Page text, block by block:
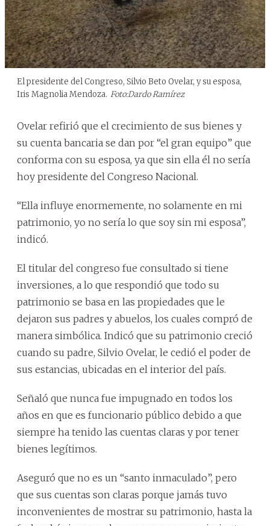
El presidente del Congreso, Silvio Beto Ovelar, y su esposa,
Iris Magnolia Mendoza. Foto:Dardo Ramírez
Ovelar refirió que el crecimiento de sus bienes y
su cuenta bancaria se dan por “el gran equipo” que
conforma con su esposa, ya que sin ella él no sería
hoy presidente del Congreso Nacional.
“Ella influye enormemente, no solamente en mi
patrimonio, yo no sería lo que soy sin mi esposa”,
indicó.
El titular del congreso fue consultado si tiene
inversiones, a lo que respondió que todo su
patrimonio se basa en las propiedades que le
dejaron sus padres y abuelos, los cuales compró de
manera simbólica. Indicó que su patrimonio creció
cuando su padre, Silvio Ovelar, le cedió el poder de
sus estancias, ubicadas en el interior del país.
Señaló que nunca fue impugnado en todos los
años en que es funcionario público debido a que
siempre ha tenido las cuentas claras y por tener
bienes legítimos.
Aseguró que no es un “santo inmaculado”, pero
que sus cuentas son claras porque jamás tuvo
inconvenientes de mostrar su patrimonio, hasta la